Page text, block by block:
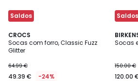
Saldos
CROCS
Socas com forro, Classic Fuzz
Glitter
64.99 €
49.39 € -24%
2
Cores
Saldos
Socas
150.00 €
120.00